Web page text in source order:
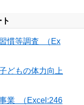
慣等調査 （Ex
どもの体力向上
業 （Excel:246